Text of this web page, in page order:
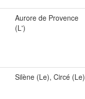
Aurore de Provence
(L')
Silène (Le), Circé (Le)